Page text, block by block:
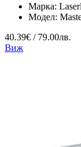
Марка:
Модел:
40.39€ / 79.00лв.
Виж